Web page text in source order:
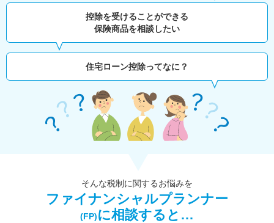
控除を受けることができる
保険商品を相談したい
住宅ローン控除ってなに？
そんな税制に関するお悩みを
ファイナンシャルプランナー
(FP)に相談すると…